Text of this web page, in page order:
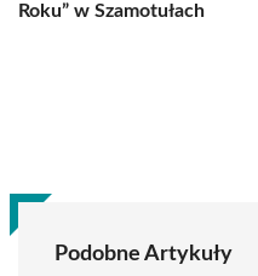
Roku” w Szamotułach
Podobne Artykuły